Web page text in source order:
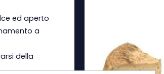
ed aperto
a
della